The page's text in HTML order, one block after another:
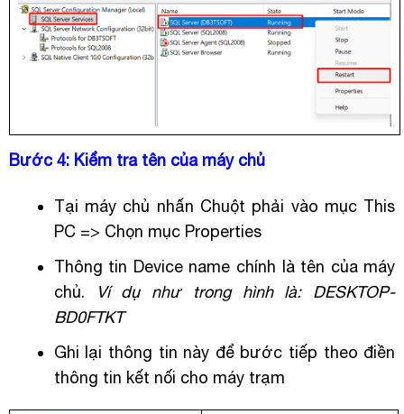
Bước 4: Kiểm tra tên của máy chủ
Tại máy chủ nhấn Chuột phải vào mục This
PC => Chọn mục Properties
Thông tin Device name chính là tên của máy
chủ.
Ví dụ như trong hình là: DESKTOP-
BD0FTKT
Ghi lại thông tin này để bước tiếp theo điền
thông tin kết nối cho máy trạm